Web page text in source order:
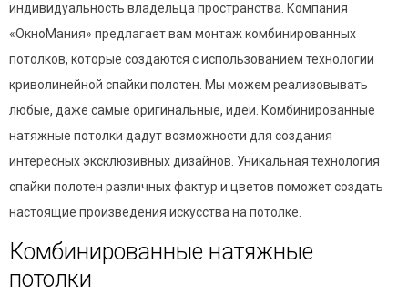
индивидуальность владельца пространства. Компания
«ОкноМания» предлагает вам монтаж комбинированных
потолков, которые создаются с использованием технологии
криволинейной спайки полотен. Мы можем реализовывать
любые, даже самые оригинальные, идеи. Комбинированные
натяжные потолки дадут возможности для создания
интересных эксклюзивных дизайнов. Уникальная технология
спайки полотен различных фактур и цветов поможет создать
настоящие произведения искусства на потолке.
Комбинированные натяжные
потолки